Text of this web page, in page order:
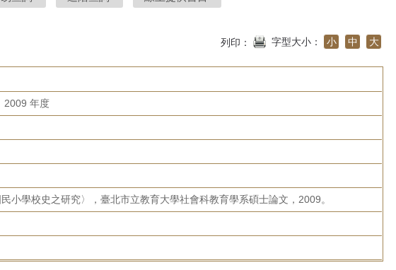
列印： 字型大小： 小 中 大
2009 年度
民小學校史之研究〉，臺北市立教育大學社會科教育學系碩士論文，2009。